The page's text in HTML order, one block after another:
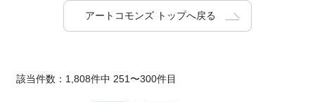
アートコモンズ トップへ戻る
該当件数：1,808件中 251〜300件目